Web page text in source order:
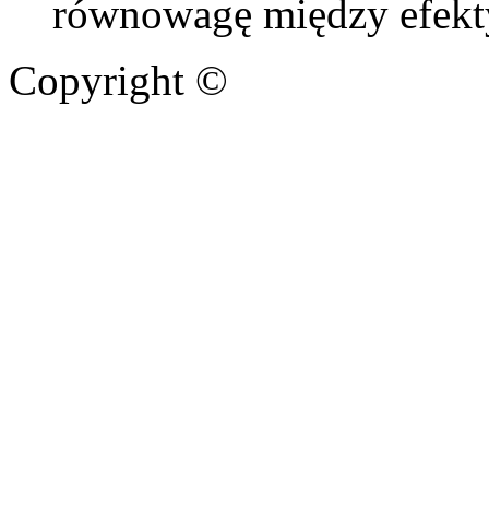
równowagę między
Copyright ©